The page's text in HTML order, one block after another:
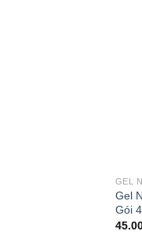
GEL
Gel
Gói